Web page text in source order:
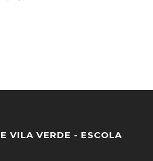
VILA VERDE - ESCOLA